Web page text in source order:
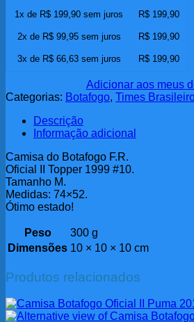
1x de R$ 199,90 sem juros R$ 199,90
2x de R$99,95sem juros R$ 199,90
3x de R$66,63sem juros R$ 199,90
Adicionar aos meus
Categorias: Botafogo, Times
Descrição
Informação adicional
Camisa do Botafogo F.R.
Oficial II Topper 1999 #10.
Tamanho M.
Medidas: 74×52.
Ótimo estado!
Peso
300 g
Dimensões 10 × 10 × 10 cm
Produtos relacionados